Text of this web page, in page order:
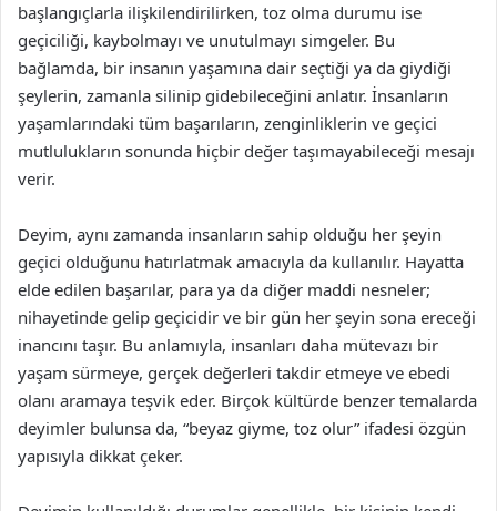
başlangıçlarla ilişkilendirilirken, toz olma durumu ise
geçiciliği, kaybolmayı ve unutulmayı simgeler. Bu
bağlamda, bir insanın yaşamına dair seçtiği ya da giydiği
şeylerin, zamanla silinip gidebileceğini anlatır. İnsanların
yaşamlarındaki tüm başarıların, zenginliklerin ve geçici
mutlulukların sonunda hiçbir değer taşımayabileceği mesajı
verir.
Deyim, aynı zamanda insanların sahip olduğu her şeyin
geçici olduğunu hatırlatmak amacıyla da kullanılır. Hayatta
elde edilen başarılar, para ya da diğer maddi nesneler;
nihayetinde gelip geçicidir ve bir gün her şeyin sona ereceği
inancını taşır. Bu anlamıyla, insanları daha mütevazı bir
yaşam sürmeye, gerçek değerleri takdir etmeye ve ebedi
olanı aramaya teşvik eder. Birçok kültürde benzer temalarda
deyimler bulunsa da, “beyaz giyme, toz olur” ifadesi özgün
yapısıyla dikkat çeker.